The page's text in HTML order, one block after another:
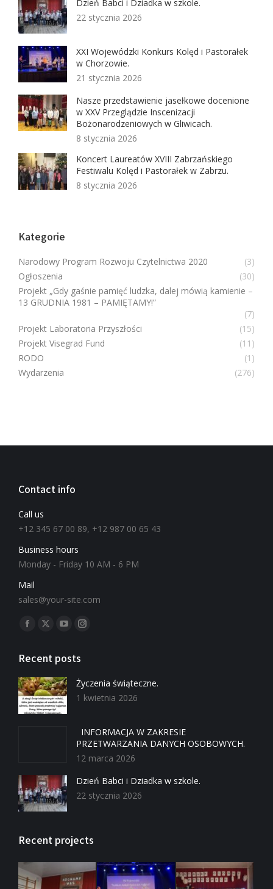
Dzień Babci i Dziadka w szkole.
22 stycznia 2026
XXI Wojewódzki Konkurs Kolęd i Pastorałek
w Chorzowie.
21 stycznia 2026
Nasze przedstawienie jasełkowe docenione
w XXV Przeglądzie Inscenizacji
Bożonarodzeniowych w Gliwicach.
8 stycznia 2026
Koncert Laureatów XVIII Zabrzańskiego
Festiwalu Kolęd i Pastorałek w Zabrzu.
8 stycznia 2026
Kategorie
Narodowy Program Rozwoju Czytelnictwa 2020
(3)
Ogłoszenia
(30)
Projekt „Gdy gaśnie pamięć ludzka, dalej mówią kamienie –
13 GRUDNIA 1981 – PAMIĘTAMY!”
(7)
Projekt Laboratoria Przyszłości
(15)
Projekt Visegrad Fund
(11)
RODO
(1)
Wydarzenia
(276)
Contact info
Call us
+12 345 67 00 89, +12 987 00 65 43
Business hours
Monday - Friday 10 AM - 6 PM
Mail
sales@your-site.com
Znajdź nas na:
Recent posts
Życzenia świąteczne.
1 kwietnia 2026
INFORMACJA W ZAKRESIE
PRZETWARZANIA DANYCH OSOBOWYCH.
12 marca 2026
Dzień Babci i Dziadka w szkole.
22 stycznia 2026
Recent projects